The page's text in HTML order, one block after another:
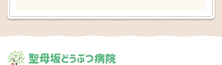
聖母坂どうぶつ病院